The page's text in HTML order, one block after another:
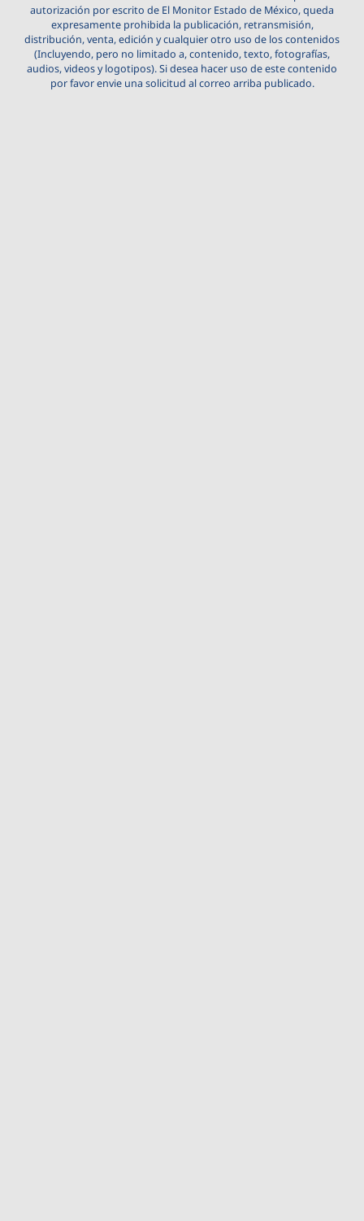
autorización por escrito de El Monitor Estado de México, queda
expresamente prohibida la publicación, retransmisión,
distribución, venta, edición y cualquier otro uso de los contenidos
(Incluyendo, pero no limitado a, contenido, texto, fotografías,
audios, videos y logotipos). Si desea hacer uso de este contenido
por favor envie una solicitud al correo arriba publicado.